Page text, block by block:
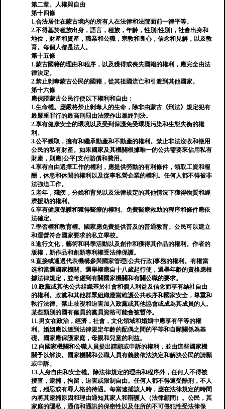
第二章。人權與自由
第十四條
1.合法居住在蒙古境內的所有人在法律和法院面前一律平等。
2.不得基於種族出身，語言，種族，年齡，性別[性別]，社會出身和
地位，財產和資產，職業和公職，宗教和良心，信念和見解，以及教
育。每個人都是法人。
第十五條
1.蒙古國籍的理由和程序，以及獲得或喪失國籍的權利，應完全由法
律決定。
2.禁止剝奪蒙古公民的國籍，從其祖國流亡和引渡到其他國家。
第十六條
應保證蒙古公民行使以下權利和自由：
1.生命權。應嚴格禁止剝奪人的生命，除非由蒙古《刑法》規定犯有
最嚴重罪行的最高刑罰由法院作出最終判決。
2.享有健康安全的環境以及受到保護免受環境污染和生態失衡的權
利。
3.公平獲取，擁有和繼承動產和不動產的權利。禁止非法沒收和徵用
公民的私有財產。如果國家及其機關根據唯一的公共需要來佔用私有
財產，則應[公平]支付賠償和費用。
4.享有自由選擇工作的權利，應提供勞動的有利條件，領取工資和報
酬，休息和休閒的權利以及從事私營企業的權利。任何人都不得被非
法強迫工作。
5.老年，殘疾，分娩和育兒以及法律規定的其他情況下獲得物質和經
濟援助的權利。
6.享有健康保護和獲得醫療的權利。免費醫療救助的程序和條件應依
法確定。
7.學習權和教育權。國家應免費提供普及的普通教育。公民可以建立
和運營符合國家要求的私立學校。
8.進行文化，藝術和科學活動以及創作和獲得其作品的權利。作者的
版權，新作品和創新專利權受法律保護。
9.直接或通過代表機構參與國家管理[公共行政]事務的權利。有權當
选和當選國家機關。選舉權應自十八歲起行使，選舉年齡的資格應根
據法律規定，並考慮到有關國家機關和有關公職的要求。
10.政黨或其他公共組織基於社會和個人利益及信念而享有結社自由
的權利。政黨和其他群眾組織應當維護公共秩序和國家安全，尊重和
執行法律。禁止歧視和迫害加入政黨或其他協會或成為其成員的人。
某些類別的國有僱員的黨員資格可能會被暫停。
11.男女在政治，經濟，社會，文化領域和婚姻中應享有平等的權
利。婚姻應以達到法律規定年齡的配偶之間的平等和自願關係為基
礎。國家應保護家庭，母親和兒童的利益。
12.向國家機關和公職人員提出請願或申訴的權利，並由這些國家機
關予以解決。國家機關和公職人員有義務依法決定和解決公民的請願
或申訴。
13.人身自由和安全權。除法律規定的理由和程序外，任何人不得被
搜查，逮捕，拘留，迫害或限制自由。任何人都不得遭受酷刑，不人
道，殘忍或有辱人格的待遇。每當逮捕該人時，應在法律規定的時間
內將其逮捕原因和理由通知其家人和辯護人（法律顧問）。公民，其
家庭的隱私，通信和通訊的保密性以及住所的不可侵犯性受法律保